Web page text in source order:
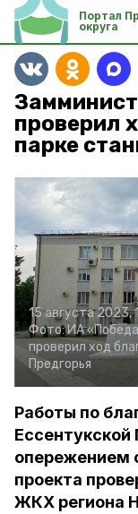
Портал
округа
проверил
парке
15 августа 2023,
Фото:ИА
проверил ход
Предгорья
Работы по
Ессентукской
опережением
проекта
ЖКХ региона